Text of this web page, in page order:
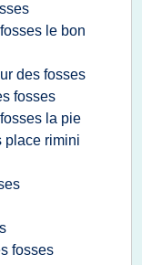
le bon
des fosses
fosses
la pie
place rimini
fosses